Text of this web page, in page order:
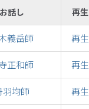
お話し 再生
義岳師 再生
正和師 再生
羽均師 再生